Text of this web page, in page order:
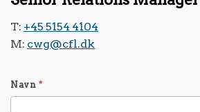
T: +45 5154 4104
M: cwg@cfl.dk
Navn*